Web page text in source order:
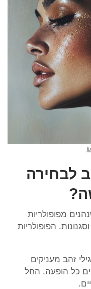
לבחירה
מפופולריות
הפופולריות
זהב מעניקים
כל הופעה, החל